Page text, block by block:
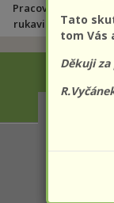
Pracovní
rukavice
Zobrazit:
Tato
tom Vás
Děkuji